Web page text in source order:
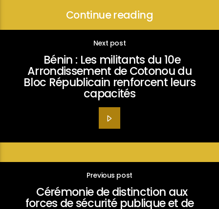
Continue reading
Next post
Bénin : Les militants du 10e
Arrondissement de Cotonou du
Bloc Républicain renforcent leurs
capacités
Previous post
Cérémonie de distinction aux
forces de sécurité publique et de